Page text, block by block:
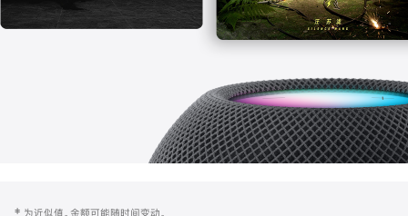
‡ 为近似值。金额可能随时间变动。